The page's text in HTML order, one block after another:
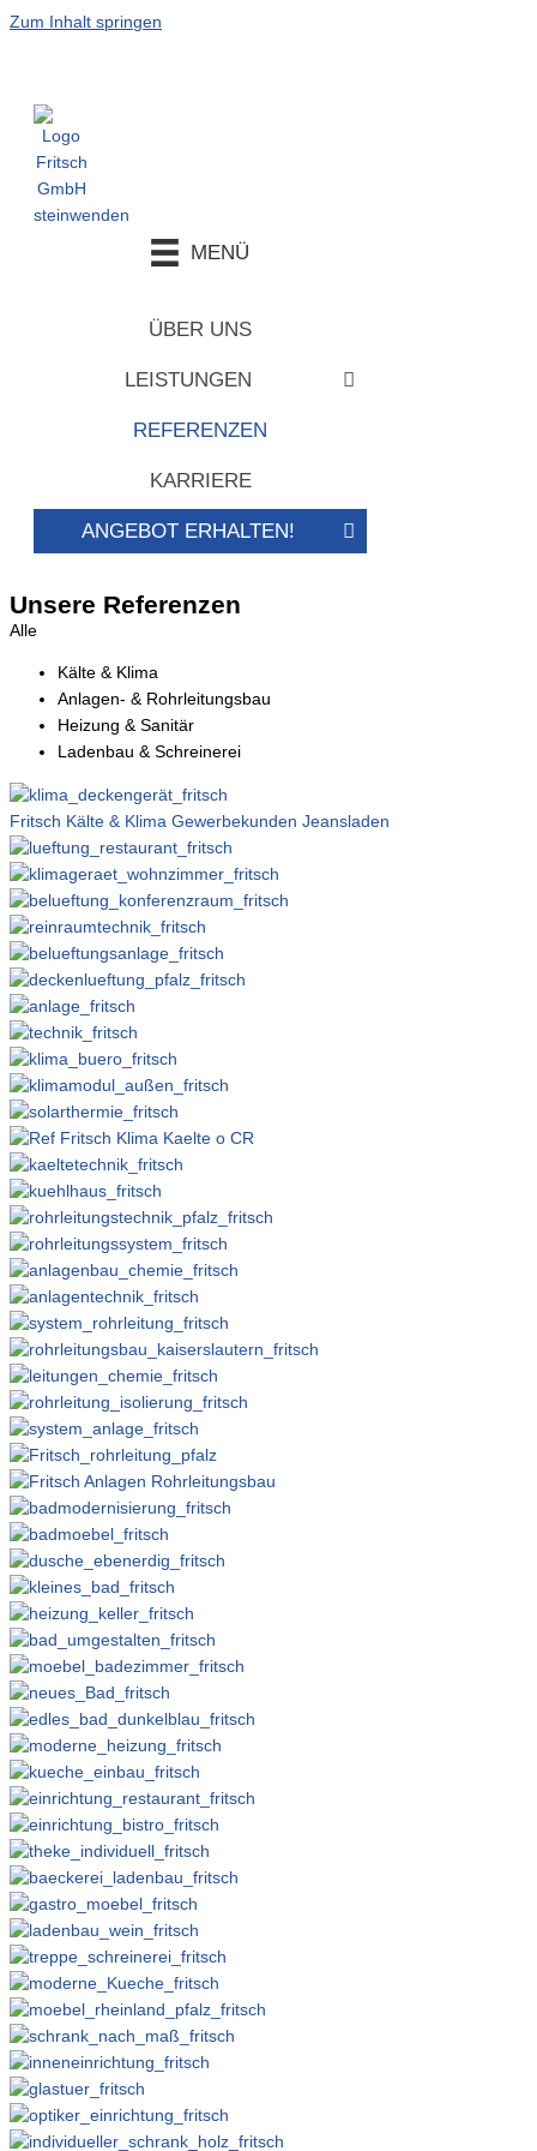
Zum Inhalt springen
MENÜ
ÜBER UNS
LEISTUNGEN
REFERENZEN
KARRIERE
ANGEBOT ERHALTEN!
Unsere Referenzen
Alle
Kälte & Klima
Anlagen- & Rohrleitungsbau
Heizung & Sanitär
Ladenbau & Schreinerei
Fritsch Kälte & Klima Gewerbekunden Jeansladen